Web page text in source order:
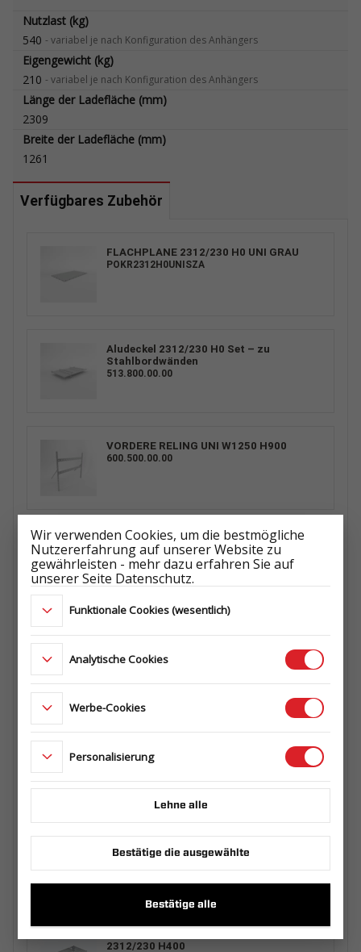
Nutzlast (kg)
540 - variabel je nach Konfiguration des Anhängers
Eigengewicht (kg)
210 - variabel je nach Konfiguration des Anhängers
Länge der Ladefläche (mm)
2309
Breite der Ladefläche (mm)
1261
Verfügbares Zubehör
FLACHPLANE 2312/230 H0 UNI GRAU
POKR2312H0UNISZA
Aludeckel 2312/230 H0 Set – zu
Stahlbordwänden
513.800.00.00
VORDERE RELING UNI W1250 H900
600.500.00.00
HOCHSPRIEGEL MIT PLANE 2312/230
H1100 UNI GRAU
601.301.00.00_UNISZA
HOCHSPRIEGEL MIT PLANE 2312/230
601.300.00.00_UNISZA
ERSATZRADHALTER KIT PRO -
PREMIUM/ PRO S - PREMIUM S ( 750 kg )/
PRAKTI - MAXI/ WOOD - HOLZ/ NORTH -
600.360.00.00
Abstellstützen RSR 2 Stk. + Montagesatz
510.000.01.00
2312/230 H400
Wir verwenden Cookies, um die bestmögliche
Nutzererfahrung auf unserer Website zu
gewährleisten - mehr dazu erfahren Sie auf
unserer Seite Datenschutz.
Funktionale Cookies (wesentlich)
Analytische Cookies
Werbe-Cookies
Personalisierung
Lehne alle
Bestätige die ausgewählte
Bestätige alle